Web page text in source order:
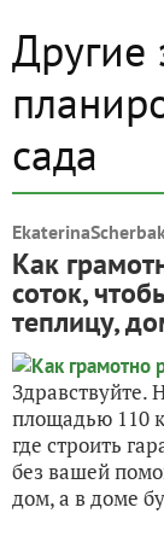
Другие
сада
Как
соток,
теплицу,
Здравствуйте.
площадью 110
где строить
без вашей
дом, а в доме